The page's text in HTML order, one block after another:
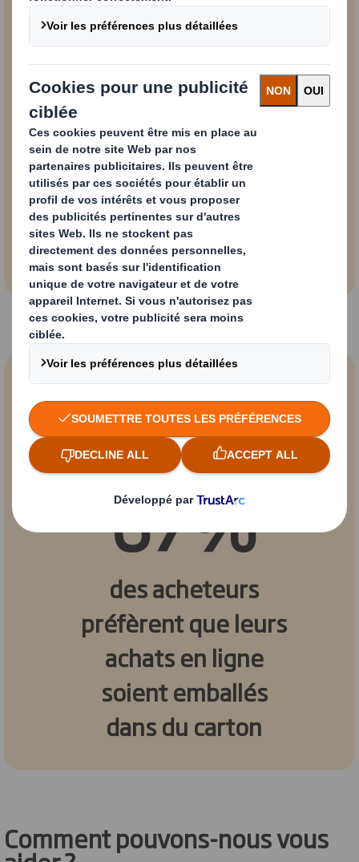
74%
européens pensent
que le plastique
doit être supprimé
pour ceux en ligne
67%
des acheteurs
préfèrent que leurs
achats en ligne
soient emballés
dans du carton
Comment pouvons-nous vous